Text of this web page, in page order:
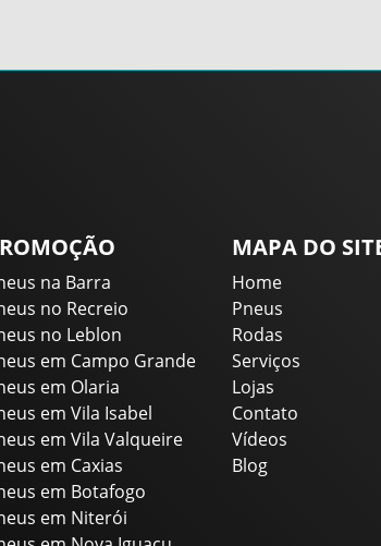
na Barra
no Recreio
no Leblon
em Campo Grande
em Olaria
em Vila Isabel
em Vila Valqueire
em Caxias
em Botafogo
em Niterói
MAPA DO
Home
Pneus
Rodas
Serviços
Lojas
Contato
Vídeos
Blog